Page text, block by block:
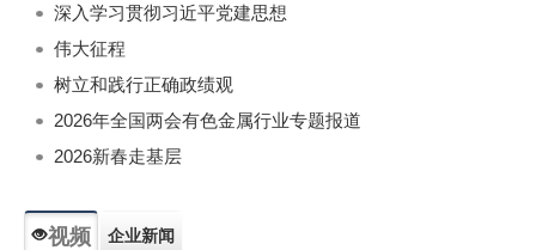
深入学习贯彻习近平党建思想
伟大征程
树立和践行正确政绩观
2026年全国两会有色金属行业专题报道
2026新春走基层
视频 企业新闻